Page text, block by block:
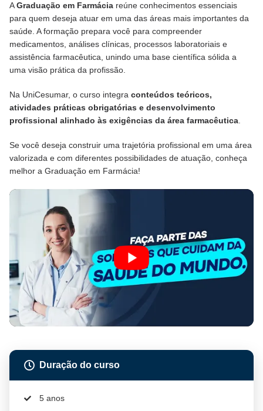
AGraduação em Farmácia reúne conhecimentos essenciais
para quem deseja atuar em uma das áreas mais importantes da
saúde. A formação prepara você para compreender
medicamentos, análises clínicas, processos laboratoriais e
assistência farmacêutica, unindo uma base científica sólida a
uma visão prática da profissão.
Na UniCesumar, o curso integra conteúdos teóricos,
atividades práticas obrigatórias e desenvolvimento
profissional alinhado às exigências da área farmacêutica
Se você deseja construir uma trajetória profissional em uma área
valorizada e com diferentes possibilidades de atuação, conheça
melhor a Graduação em Farmácia!
Duração do curso
5 anos